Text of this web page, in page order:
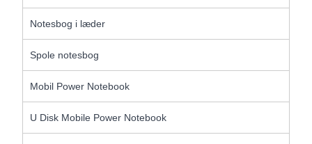
Notesbog i læder
Spole notesbog
Mobil Power Notebook
U Disk Mobile Power Notebook